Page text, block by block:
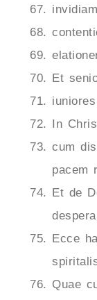
Et
In
cum
pacem
Et de
Ecce
Quae